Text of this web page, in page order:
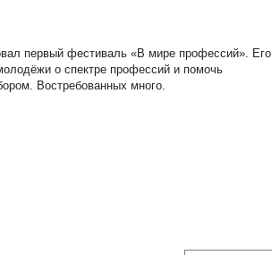
первый фестиваль «В мире профессий». Его
о спектре профессий и помочь
Востребованных много.